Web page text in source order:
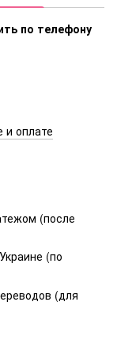
по телефону
и оплате
(после
(по
(для